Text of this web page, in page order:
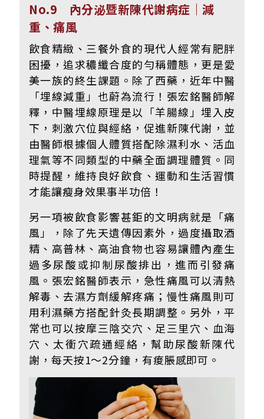
No.9 內分泌暨新陳代謝病症｜減
重、痛風
飲食精緻、三餐外食的現代人經常有肥胖
困擾，追求穠纖合度的勻稱體態，更是愛
美一族的終生課題。除了西藥，近年中醫
「埋線減重」也蔚為流行！張宏銘醫師解
釋，中醫埋線原理是以「羊腸線」埋入皮
下，刺激穴位與經絡，促進新陳代謝，並
由醫師根據個人體質搭配除濕利水、活血
理氣等不同類型的中藥全面調理體質。同
時提醒，維持良好飲食、運動和生活習慣
才能讓瘦身效果事半功倍！
另一項被飲食影響甚鉅的文明病就是「痛
風」，除了先天遺傳因素外，過度攝取酒
精、高普林、高油食物也容易讓體內產生
過多尿酸或抑制尿酸排出，進而引發痛
風。張宏銘醫師表示，急性痛風可以清熱
解毒、去濕方劑緩解疼痛；慢性痛風則可
用利濕藥方搭配針灸長期調整。另外，平
常也可以按摩三陰交穴、足三里穴、血海
穴、太衝穴疏通經絡，幫助尿酸新陳代
謝，每天按1～2分鐘，有痠脹感即可。